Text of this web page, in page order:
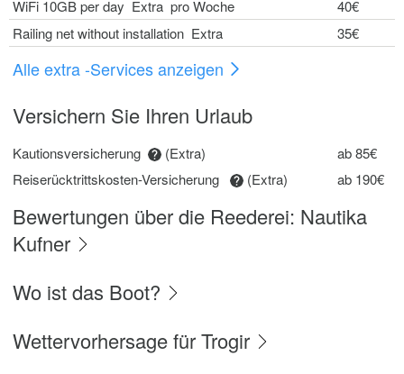
WiFi 10GB per day Extra pro Woche
40€
Railing net without installation Extra
35€
Alle extra -Services anzeigen
Versichern Sie Ihren Urlaub
Kautionsversicherung (Extra)
ab 85€
Reiserücktrittskosten-Versicherung
(Extra) ab 190€
Bewertungen über die Reederei: Nautika
Kufner
Wo ist das Boot?
Wettervorhersage für Trogir